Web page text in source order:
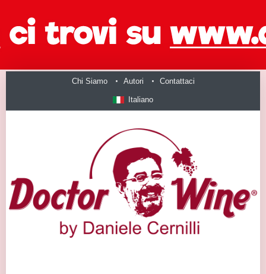
Chi Siamo Autori Contattaci
Italiano